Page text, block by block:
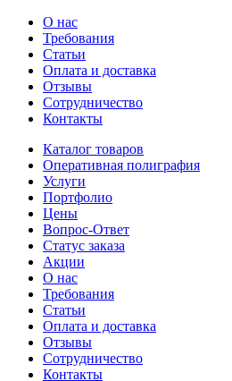
О нас
Требования
Статьи
Оплата и доставка
Отзывы
Сотрудничество
Контакты
Каталог товаров
Оперативная полиграфия
Услуги
Портфолио
Цены
Вопрос-Ответ
Статус заказа
Акции
О нас
Требования
Статьи
Оплата и доставка
Отзывы
Сотрудничество
Контакты